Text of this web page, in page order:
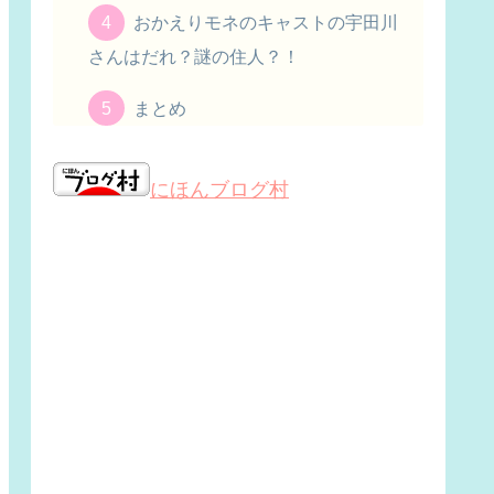
おかえりモネのキャストの宇田川
さんはだれ？謎の住人？！
まとめ
にほんブログ村